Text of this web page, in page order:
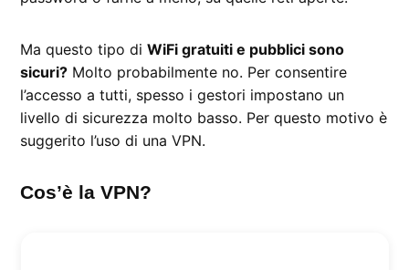
Ma questo tipo diWiFi gratuiti e pubblici sono
sicuri? Molto probabilmente no. Per consentire
l’accesso a tutti, spesso i gestori impostano un
livello di sicurezza molto basso. Per questo motivo è
suggerito l’uso di una VPN.
Cos’è la VPN?